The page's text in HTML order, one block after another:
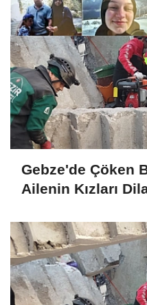
Gebze'de Çöken
Ailenin Kızları